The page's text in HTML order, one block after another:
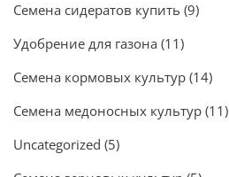
Семена сидератов купить (9)
Удобрение для газона (11)
Семена кормовых культур (14)
Семена медоносных культур (11)
Uncategorized (5)